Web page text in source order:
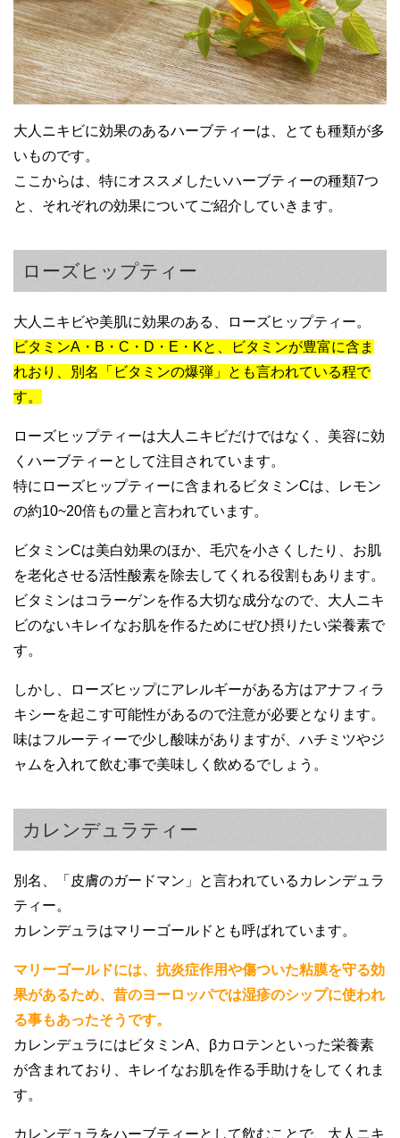
大人ニキビに効果のあるハーブティーは、とても種類が多
いものです。
ここからは、特にオススメしたいハーブティーの種類7つ
と、それぞれの効果についてご紹介していきます。
ローズヒップティー
大人ニキビや美肌に効果のある、ローズヒップティー。
ビタミンA・B・C・D・E・Kと、ビタミンが豊富に含ま
れおり、別名「ビタミンの爆弾」とも言われている程で
す。
ローズヒップティーは大人ニキビだけではなく、美容に効
くハーブティーとして注目されています。
特にローズヒップティーに含まれるビタミンCは、レモン
の約10~20倍もの量と言われています。
ビタミンCは美白効果のほか、毛穴を小さくしたり、お肌
を老化させる活性酸素を除去してくれる役割もあります。
ビタミンはコラーゲンを作る大切な成分なので、大人ニキ
ビのないキレイなお肌を作るためにぜひ摂りたい栄養素で
す。
しかし、ローズヒップにアレルギーがある方はアナフィラ
キシーを起こす可能性があるので注意が必要となります。
味はフルーティーで少し酸味がありますが、ハチミツやジ
ャムを入れて飲む事で美味しく飲めるでしょう。
カレンデュラティー
別名、「皮膚のガードマン」と言われているカレンデュラ
ティー。
カレンデュラはマリーゴールドとも呼ばれています。
マリーゴールドには、抗炎症作用や傷ついた粘膜を守る効
果があるため、昔のヨーロッパでは湿疹のシップに使われ
る事もあったそうです。
カレンデュラにはビタミンA、βカロテンといった栄養素
が含まれており、キレイなお肌を作る手助けをしてくれま
す。
カレンデュラをハーブティーとして飲むことで、大人ニキ